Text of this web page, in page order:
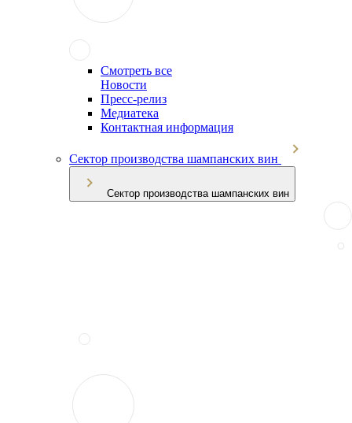
Смотреть все
Новости
Пресс-релиз
Медиатека
Контактная информация
Сектор производства шампанских вин
Сектор производства шампанских вин